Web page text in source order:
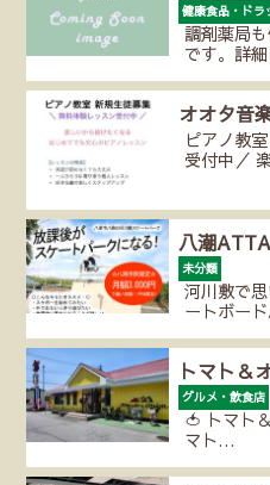
健康食品・ドラ
調剤薬局
です。詳
オオタ音
ピアノ教
受付中／
八潮
未分類
河川敷で
ートボー
トマト＆
グルメ・飲食店
🍅 トマト
マト…